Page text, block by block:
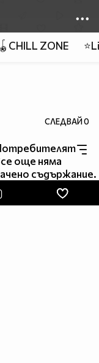
🪀CHILL ZONE
СЛЕДВАЙ0
още няма
съдържание.